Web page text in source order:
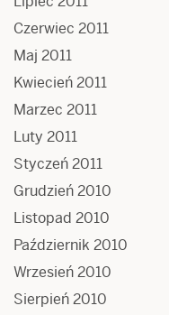
Czerwiec 2011
Maj 2011
Kwiecień 2011
Marzec 2011
Luty 2011
Styczeń 2011
Grudzień 2010
Listopad 2010
Październik 2010
Wrzesień 2010
Sierpień 2010